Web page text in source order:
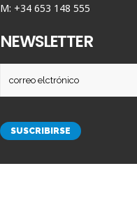
M: +34 653 148 555
NEWSLETTER